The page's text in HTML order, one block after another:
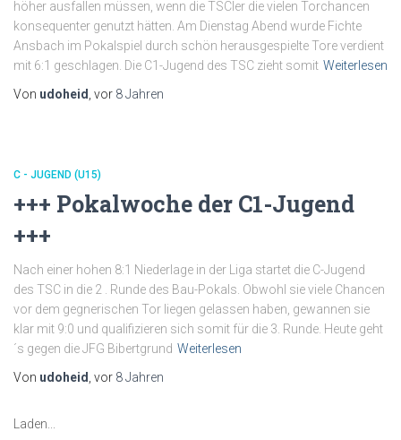
höher ausfallen müssen, wenn die TSCler die vielen Torchancen
konsequenter genutzt hätten. Am Dienstag Abend wurde Fichte
Ansbach im Pokalspiel durch schön herausgespielte Tore verdient
mit 6:1 geschlagen. Die C1-Jugend des TSC zieht somit Weiterlesen
Von udoheid , vor 8 Jahren
C - JUGEND (U15)
+++ Pokalwoche der C1-Jugend
+++
Nach einer hohen 8:1 Niederlage in der Liga startet die C-Jugend
des TSC in die 2 . Runde des Bau-Pokals. Obwohl sie viele Chancen
vor dem gegnerischen Tor liegen gelassen haben, gewannen sie
klar mit 9:0 und qualifizieren sich somit für die 3. Runde. Heute geht
´s gegen die JFG Bibertgrund Weiterlesen
Von udoheid , vor 8 Jahren
Laden...